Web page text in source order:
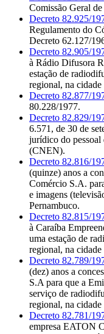
Comissão Geral
Decreto 82.925/
Regulamento do
Decreto 62.127/
Decreto 82.905/
à Rádio Difusora
estação de
regional, na
Decreto 82.877/
80.228/1977.
Decreto 82.829/
6.571, de 30 de
jurídico do
(CNEN).
Decreto 82.816/
(quinze) anos a
Comércio S.A.
e imagens
Pernambuco.
Decreto 82.815/
à Caraíba
uma estação de
regional, na
Decreto 82.789/
(dez) anos a
S.A para que a
serviço de
regional, na
Decreto 82.781/
empresa EATON